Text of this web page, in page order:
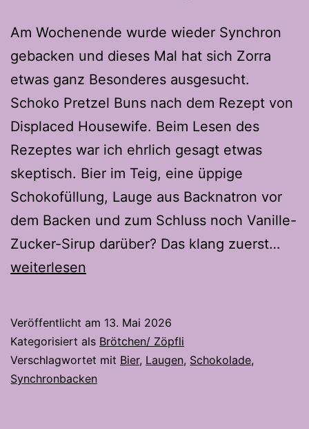
Am Wochenende wurde wieder Synchron
gebacken und dieses Mal hat sich Zorra
etwas ganz Besonderes ausgesucht.
Schoko Pretzel Buns nach dem Rezept von
Displaced Housewife. Beim Lesen des
Rezeptes war ich ehrlich gesagt etwas
skeptisch. Bier im Teig, eine üppige
Schokofüllung, Lauge aus Backnatron vor
dem Backen und zum Schluss noch Vanille-
Zucker-Sirup darüber? Das klang zuerst…
weiterlesen
Veröffentlicht am 13. Mai 2026
Kategorisiert als Brötchen/ Zöpfli
Verschlagwortet mit Bier, Laugen, Schokolade,
Synchronbacken